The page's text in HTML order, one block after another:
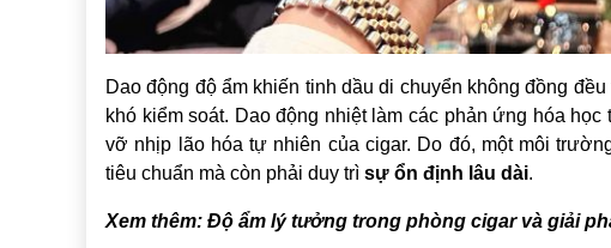
Dao động độ ẩm khiến tinh dầu di chuyển không đồng
khó kiểm soát. Dao động nhiệt làm các phản ứng hóa
vỡ nhịp lão hóa tự nhiên của cigar. Do đó, một môi
tiêu chuẩn mà còn phải duy trì sự ổn định lâu dài.
Xem thêm: Độ ẩm lý tưởng trong phòng cigar và giải